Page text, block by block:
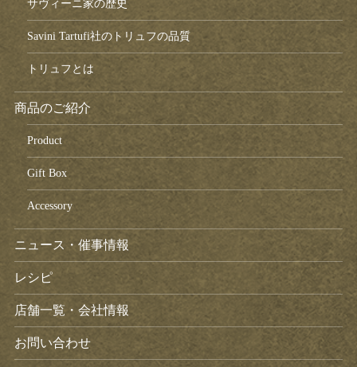
サヴィーニ家の歴史
Savini Tartufi社のトリュフの品質
トリュフとは
商品のご紹介
Product
Gift Box
Accessory
ニュース・催事情報
レシピ
店舗一覧・会社情報
お問い合わせ